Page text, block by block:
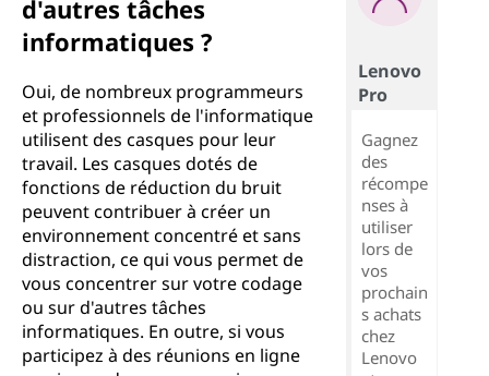
d'autres tâches
informatiques ?
Oui, de nombreux programmeurs
et professionnels de l'informatique
utilisent des casques pour leur
travail. Les casques dotés de
fonctions de réduction du bruit
peuvent contribuer à créer un
environnement concentré et sans
distraction, ce qui vous permet de
vous concentrer sur votre codage
ou sur d'autres tâches
informatiques. En outre, si vous
participez à des réunions en ligne
Lenovo
Pro
Gagnez
des
récompe
nses à
utiliser
lors de
vos
prochain
s achats
chez
Lenovo